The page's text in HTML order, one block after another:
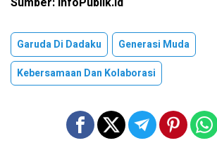
Garuda Di Dadaku
Generasi Muda
Kebersamaan Dan Kolaborasi